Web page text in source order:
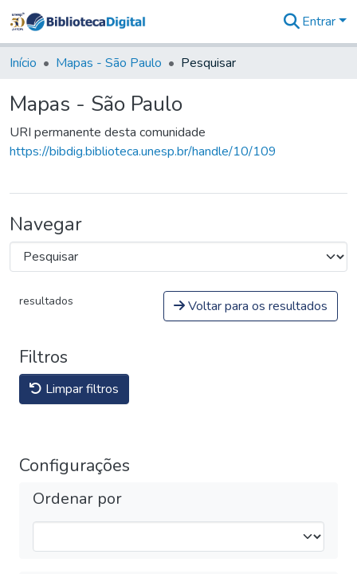
&
Coleções
Biblioteca
Digital
Estatísticas
Entrar
Início Mapas - São Paulo Pesquisar
Mapas - São Paulo
URI permanente desta comunidade
https://bibdig.biblioteca.unesp.br/handle/10/109
Navegar
resultados Voltar para os resultados
Filtros
Limpar filtros
Configurações
Ordenar por